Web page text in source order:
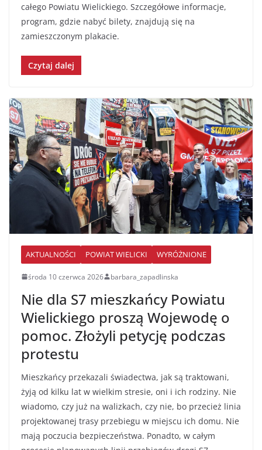
całego Powiatu Wielickiego. Szczegółowe informacje,
program, gdzie nabyć bilety, znajdują się na
zamieszczonym plakacie.
Czytaj dalej
AKTUALNOŚCI POWIAT WIELICKI WYRÓŻNIONE
środa 10 czerwca 2026 barbara_zapadlinska
Nie dla S7 mieszkańcy Powiatu
Wielickiego proszą Wojewodę o
pomoc. Złożyli petycję podczas
protestu
Mieszkańcy przekazali świadectwa, jak są traktowani,
żyją od kilku lat w wielkim stresie, oni i ich rodziny. Nie
wiadomo, czy już na walizkach, czy nie, bo przecież linia
projektowanej trasy przebiegu w miejscu ich domu. Nie
mają poczucia bezpieczeństwa. Ponadto, w całym